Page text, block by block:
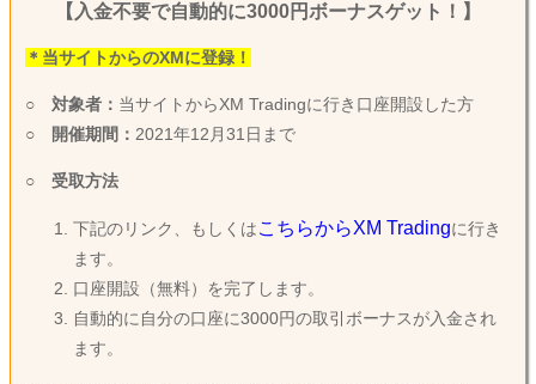
【入金不要で自動的に3000円ボーナスゲット！】
＊当サイトからのXMに登録！
○ 対象者： 当サイトからXM Tradingに行き口座開設した方
○
開催期間： 2021年12月31日まで
○ 受取方法
下記のリンク、もしくはこちらからXM Tradingに行き
ます。
口座開設（無料）を完了します。
自動的に自分の口座に3000円の取引ボーナスが入金され
ます。